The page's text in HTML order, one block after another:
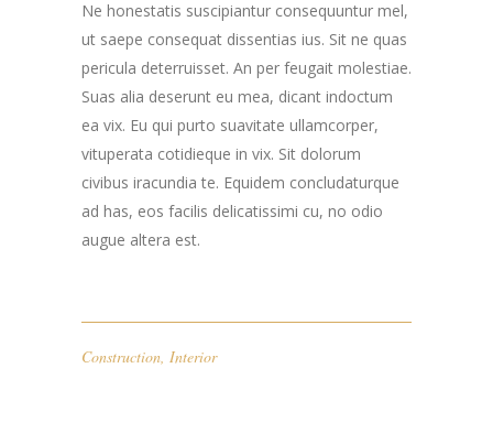
Ne honestatis suscipiantur consequuntur mel,
ut saepe consequat dissentias ius. Sit ne quas
pericula deterruisset. An per feugait molestiae.
Suas alia deserunt eu mea, dicant indoctum
ea vix. Eu qui purto suavitate ullamcorper,
vituperata cotidieque in vix. Sit dolorum
civibus iracundia te. Equidem concludaturque
ad has, eos facilis delicatissimi cu, no odio
augue altera est.
Construction Interior